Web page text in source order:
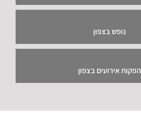
נופש בצפון
הפקות אירועים בצפון